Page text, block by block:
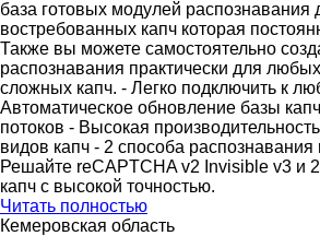
база готовых модулей распознавания
востребованных капч которая
Также вы можете самостоятельно
распознавания практически для
сложных капч. - Легко подключить к
Автоматическое обновление базы
потоков - Высокая
видов капч - 2 способа
Решайте reCAPTCHA v2 Invisible v3 и
капч с высокой точностью.
Читать полностью
Кемеровская область